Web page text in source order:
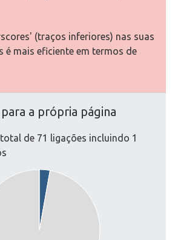
(traços inferiores) nas suas
é mais eficiente em termos de
a própria página
de 71 ligações incluindo 1